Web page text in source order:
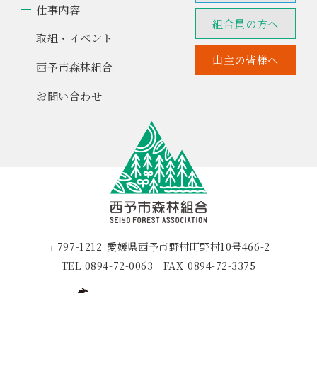
仕事内容
取組・イベント
西予市森林組合
お問い合わせ
組合員の方へ
山主の皆様へ
〒797-1212 愛媛県西予市野村町野村10号466-2
TEL 0894-72-0063 FAX 0894-72-3375